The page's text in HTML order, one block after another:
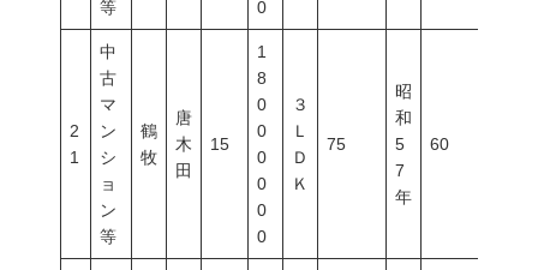
等 0
2
1
中
古
マ
ン
シ
ョ
ン
等
鶴
牧
唐
木
田
15
1
8
0
0
0
0
0
0
３
Ｌ
Ｄ
Ｋ
75
昭
和
5
7
年
60